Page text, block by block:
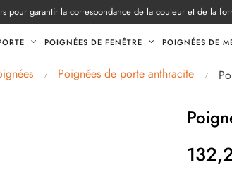
pour garantir la correspondance de la couleur et de la
POIGNÉES DE FENÊTRE POIGNÉES DE
Poignées de porte anthracite